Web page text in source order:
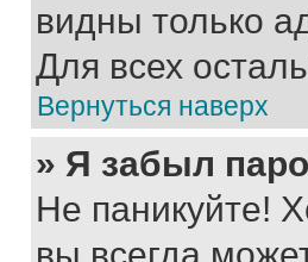
видны только
Для всех
Вернуться наверх
» Я забыл
Не паникуйте!